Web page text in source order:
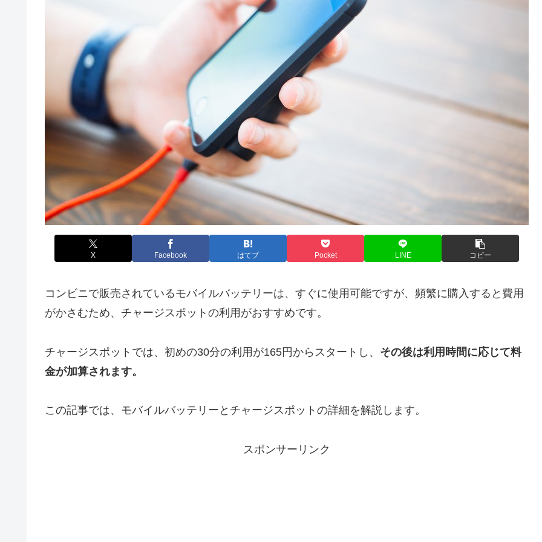
X Facebook はてブ Pocket LINE コピー
コンビニで販売されているモバイルバッテリーは、すぐに使用可能ですが、頻繁に購入すると費用
がかさむため、チャージスポットの利用がおすすめです。
チャージスポットでは、初めの30分の利用が165円からスタートし、 その後は利用時間に応じて料
金が加算されます。
この記事では、モバイルバッテリーとチャージスポットの詳細を解説します。
スポンサーリンク